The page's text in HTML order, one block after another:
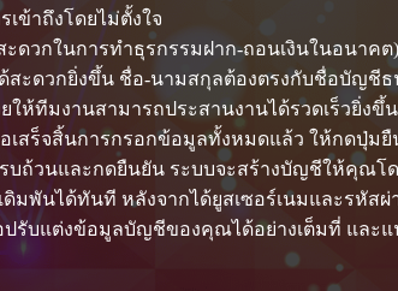
เข้าถึงโดยไม่ตั้งใจ
วกในการทำธุรกรรมฝาก-ถอนเงินในอนา
ดวกยิ่งขึ้น ชื่อ-นามสกุลต้องตรงกับชื่อบัญชีธ
ห้ทีมงานสามารถประสานงานได้รวดเร็วยิ่ง
สร็จสิ้นการกรอกข้อมูลทั้งหมดแล้ว ให้กดปุ่ม
ถ้วนและกดยืนยัน ระบบจะสร้างบัญชีให้คุณ
เดิมพันได้ทันที หลังจากได้ยูสเซอร์เนมและร
ปรับแต่งข้อมูลบัญชีของคุณได้อย่างเต็มที่ และ